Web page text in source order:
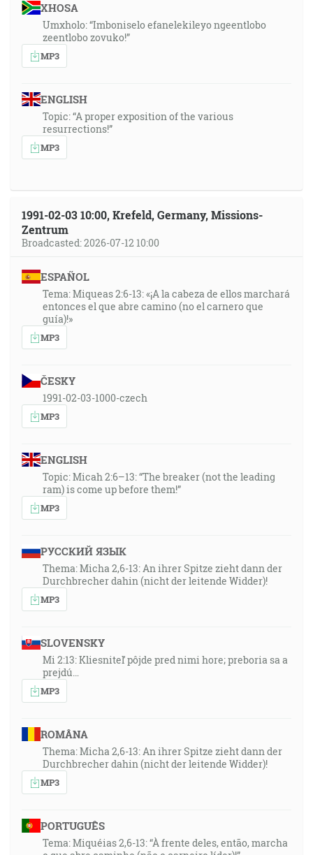
XHOSA
Umxholo: “Imboniselo efanelekileyo ngeentlobo
zeentlobo zovuko!”
MP3
ENGLISH
Topic: “A proper exposition of the various
resurrections!”
MP3
1991-02-03 10:00, Krefeld, Germany, Missions-
Zentrum
Broadcasted: 2026-07-12 10:00
ESPAÑOL
Tema: Miqueas 2:6-13: «¡A la cabeza de ellos marchará
entonces el que abre camino (no el carnero que
guía)!»
MP3
ČESKY
1991-02-03-1000-czech
MP3
ENGLISH
Topic: Micah 2:6–13: “The breaker (not the leading
ram) is come up before them!”
MP3
РУССКИЙ ЯЗЫК
Thema: Micha 2,6-13: An ihrer Spitze zieht dann der
Durchbrecher dahin (nicht der leitende Widder)!
MP3
SLOVENSKY
Mi 2:13: Kliesniteľ pôjde pred nimi hore; preboria sa a
prejdú…
MP3
ROMÂNA
Thema: Micha 2,6-13: An ihrer Spitze zieht dann der
Durchbrecher dahin (nicht der leitende Widder)!
MP3
PORTUGUÊS
Tema: Miquéias 2,6-13: “À frente deles, então, marcha